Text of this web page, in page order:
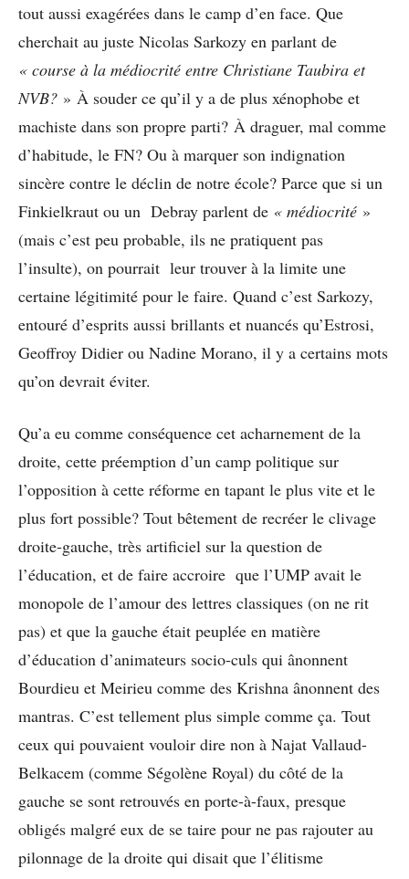
tout aussi exagérées dans le camp d’en face. Que
cherchait au juste Nicolas Sarkozy en parlant de
« course à la médiocrité entre Christiane Taubira et
NVB? » À souder ce qu’il y a de plus xénophobe et
machiste dans son propre parti? À draguer, mal comme
d’habitude, le FN? Ou à marquer son indignation
sincère contre le déclin de notre école? Parce que si un
Finkielkraut ou un Debray parlent de « médiocrité »
(mais c’est peu probable, ils ne pratiquent pas
l’insulte), on pourrait leur trouver à la limite une
certaine légitimité pour le faire. Quand c’est Sarkozy,
entouré d’esprits aussi brillants et nuancés qu’Estrosi,
Geoffroy Didier ou Nadine Morano, il y a certains mots
qu’on devrait éviter.
Qu’a eu comme conséquence cet acharnement de la
droite, cette préemption d’un camp politique sur
l’opposition à cette réforme en tapant le plus vite et le
plus fort possible? Tout bêtement de recréer le clivage
droite-gauche, très artificiel sur la question de
l’éducation, et de faire accroire que l’UMP avait le
monopole de l’amour des lettres classiques (on ne rit
pas) et que la gauche était peuplée en matière
d’éducation d’animateurs socio-culs qui ânonnent
Bourdieu et Meirieu comme des Krishna ânonnent des
mantras. C’est tellement plus simple comme ça. Tout
ceux qui pouvaient vouloir dire non à Najat Vallaud-
Belkacem (comme Ségolène Royal) du côté de la
gauche se sont retrouvés en porte-à-faux, presque
obligés malgré eux de se taire pour ne pas rajouter au
pilonnage de la droite qui disait que l’élitisme